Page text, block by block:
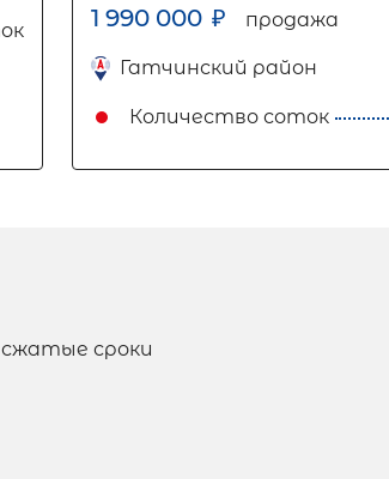
1 990 000 ₽ продажа
Гатчинский район
Количество соток
сроки